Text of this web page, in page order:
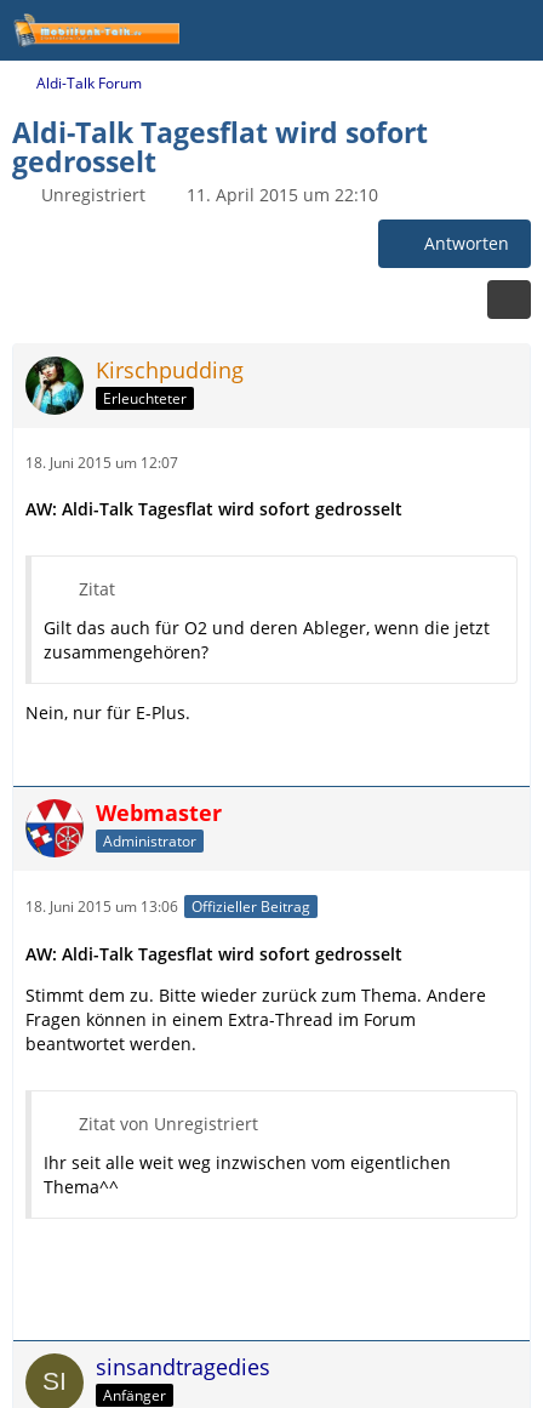
Aldi-Talk Forum
Aldi-Talk Tagesflat wird sofort
gedrosselt
Unregistriert 11. April 2015 um 22:10
Antworten
Kirschpudding
Erleuchteter
18. Juni 2015 um 12:07
AW: Aldi-Talk Tagesflat wird sofort gedrosselt
Zitat
Gilt das auch für O2 und deren Ableger, wenn die jetzt
zusammengehören?
Nein, nur für E-Plus.
Webmaster
Administrator
18. Juni 2015 um 13:06 Offizieller Beitrag
AW: Aldi-Talk Tagesflat wird sofort gedrosselt
Stimmt dem zu. Bitte wieder zurück zum Thema. Andere
Fragen können in einem Extra-Thread im Forum
beantwortet werden.
Zitat von Unregistriert
Ihr seit alle weit weg inzwischen vom eigentlichen
Thema^^
sinsandtragedies
Anfänger